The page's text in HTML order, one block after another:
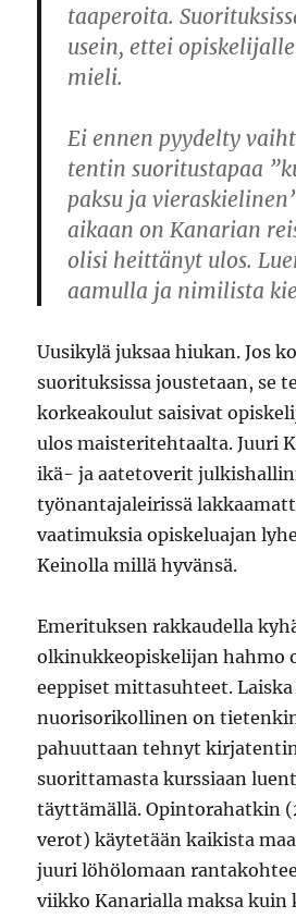
taaperoita.
usein, ettei
mieli.
Ei ennen pyydelty
tentin suoritustapaa
paksu ja
aikaan on Kanarian
olisi heittänyt ulos.
aamulla ja nimilista
Uusikylä juksaa hiukan. Jos
suorituksissa joustetaan, se
korkeakoulut saisivat
ulos maisteritehtaalta. Juuri
ikä- ja aatetoverit
työnantajaleirissä
vaatimuksia opiskeluajan
Keinolla millä hyvänsä.
Emerituksen rakkaudella
olkinukkeopiskelijan hahmo
eeppiset mittasuhteet.
nuorisorikollinen on
pahuuttaan tehnyt
suorittamasta kurssiaan
täyttämällä. Opintorahatkin
verot) käytetään kaikista
juuri löhölomaan
viikko Kanarialla maksa kuin